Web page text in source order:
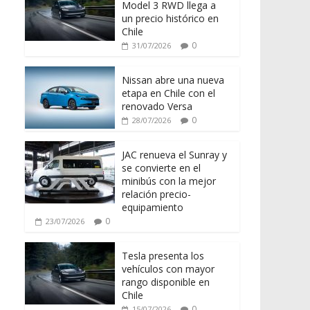
Model 3 RWD llega a
un precio histórico en
Chile
31/07/2026 0
Nissan abre una nueva
etapa en Chile con el
renovado Versa
28/07/2026 0
JAC renueva el Sunray y
se convierte en el
minibús con la mejor
relación precio-
equipamiento
23/07/2026 0
Tesla presenta los
vehículos con mayor
rango disponible en
Chile